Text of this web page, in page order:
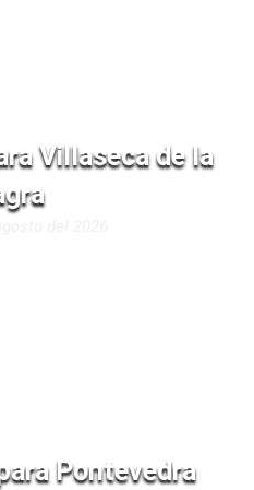
Villaseca de la
Pontevedra